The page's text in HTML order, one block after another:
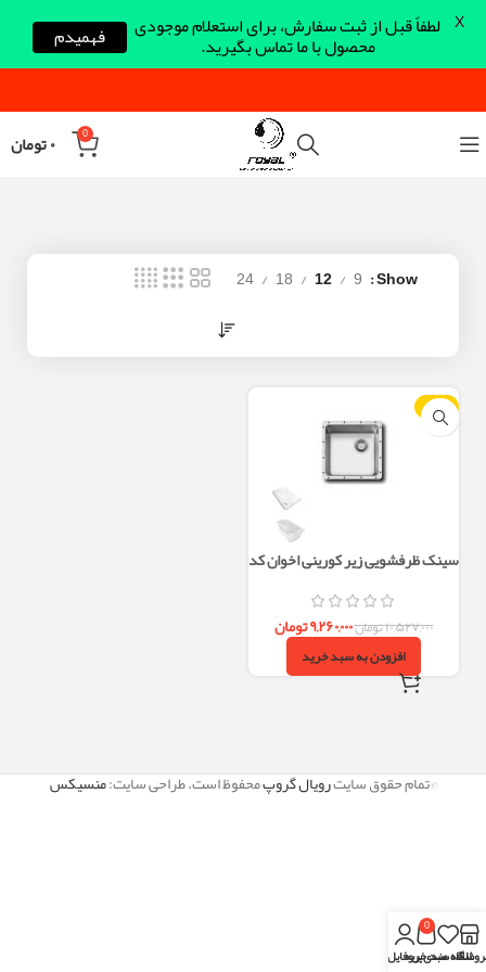
0 ۰تومان
Show
9
12
18
24
-12%
سینک ظرفشویی زیر کورینی اخوان کد
۱۰,۵۲۷,۰۰۰تومان۹,۲۶۰,۰۰۰تومان
افزودن به سبد خرید
©تمام حقوق سایترویال گروپمحفوظ است. طراحی سایت:منسیکس
لطفاً قبل از ثبت سفارش، برای استعلام موجودی
محصول با ما تماس بگیرید. فهمیدم X
علاقه مندی
0
سبد خریدپروفایل